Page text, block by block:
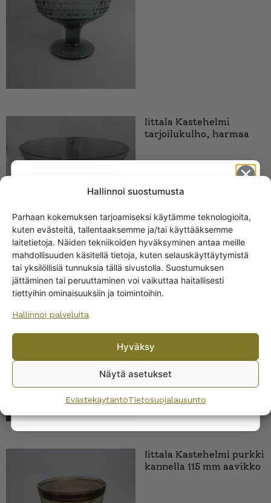
Hallinnoi suostumusta
Parhaan kokemuksen tarjoamiseksi käytämme teknologioita,
kuten evästeitä, tallentaaksemme ja/tai käyttääksemme
laitetietoja. Näiden tekniikoiden hyväksyminen antaa meille
mahdollisuuden käsitellä tietoja, kuten selauskäyttäytymistä
tai yksilöllisiä tunnuksia tällä sivustolla. Suostumuksen
jättäminen tai peruuttaminen voi vaikuttaa haitallisesti
tiettyihin ominaisuuksiin ja toimintoihin.
Hallinnoi palveluita
Hyväksy
Näytä asetukset
EvästekäytäntöTietosuojalausunto
Iittala Kastehelmi
tarjoilukulho, harmaa
SAMANKALTAISET TUOTTEET
Iittala Kastehelmi purkki
Iittala Kastehelmi purkki
kannella 115 mm aavikko
Get -5%
off?
Yes! I want the discount
By subscribing to the newsletter, you consent to receiving messages from
privacy policy.